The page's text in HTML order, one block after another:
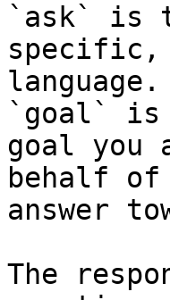
`ask` is
specific,
language.
`goal` is
goal you
behalf
answer
The